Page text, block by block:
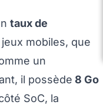
taux de
mobiles, que
un
il possède 8 Go
SoC, la